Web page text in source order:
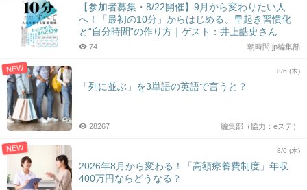
【参加者募集・8/22開催】9月から変わりたい人
へ！「最初の10分」からはじめる、早起き習慣化
と“自分時間”の作り方｜ゲスト：井上皓史さん
朝時間.jp編集部
74
NEW 8/6 (木)
「列に並ぶ」を3単語の英語で言うと？
編集部（協力：eステ）
28267
NEW 8/6 (木)
2026年8月から変わる！「高額療養費制度」年収
400万円ならどうなる？